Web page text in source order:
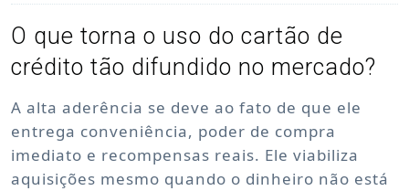
O que torna o uso do cartão de
crédito tão difundido no mercado?
A alta aderência se deve ao fato de que ele
entrega conveniência, poder de compra
imediato e recompensas reais. Ele viabiliza
aquisições mesmo quando o dinheiro não está